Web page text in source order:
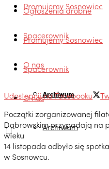
Promujemy Sosnowiec
Spacerownik
O nas
Archiwum
Ogłoszenia drobne
Promujemy Sosnowiec
Spacerownik
O nas
Archiwum
Udostępnij na Facebooku
Początki zorganizowanej
Dąbrowskim przypadają na
wieku
14 listopada odbyło się
w Sosnowcu.